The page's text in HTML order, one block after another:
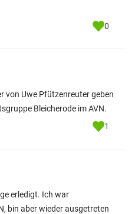
0
von Uwe Pfützenreuter geben
Bleicherode im AVN.
1
erledigt. Ich war
bin aber wieder ausgetreten